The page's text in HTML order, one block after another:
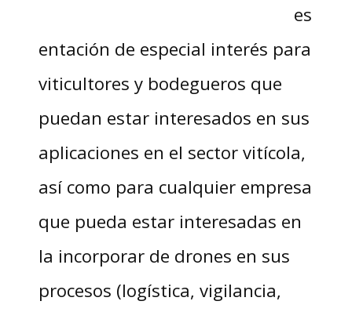
es
entación de especial interés para
viticultores y bodegueros que
puedan estar interesados en sus
aplicaciones en el sector vitícola,
así como para cualquier empresa
que pueda estar interesadas en
la incorporar de drones en sus
procesos (logística, vigilancia,